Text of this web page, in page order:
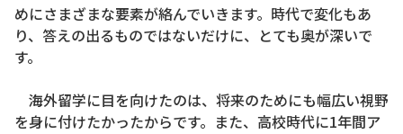
めにさまざまな要素が絡んでいきます。時代で変化もあ
り、答えの出るものではないだけに、とても奥が深いで
す。
海外留学に目を向けたのは、将来のためにも幅広い視野
を身に付けたかったからです。また、高校時代に1年間ア